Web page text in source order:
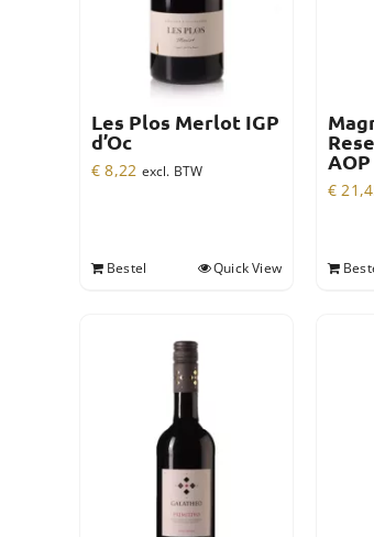
Les Plos Merlot IGP
d’Oc
€ 8,22 excl. BTW
Bestel Quick View
AOP
€